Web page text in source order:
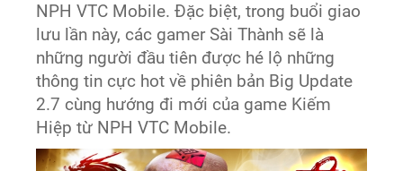
NPH VTC Mobile. Đặc biệt, trong buổi giao
lưu lần này, các gamer Sài Thành sẽ là
những người đầu tiên được hé lộ những
thông tin cực hot về phiên bản Big Update
2.7 cùng hướng đi mới của game Kiếm
Hiệp từ NPH VTC Mobile.